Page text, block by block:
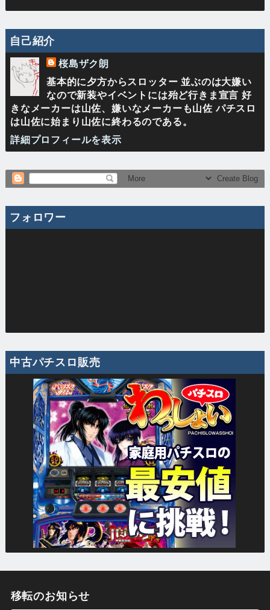
自己紹介
桜島ザク朗
基本的に夕方からスロッター 並ぶのは大嫌い
なので新装やイベントには殆ど行きま宣言 好
きなメーカーは山佐、嫌いなメーカーも山佐 パチスロ
は山佐に始まり山佐に終わるのである。
詳細プロフィールを表示
フォロワー
中古パチスロ販売
移転のお知らせ